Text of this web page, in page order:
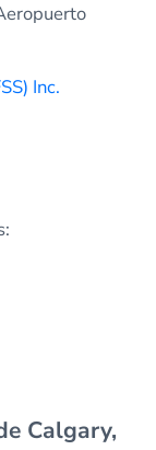
Inc.
Calgary,